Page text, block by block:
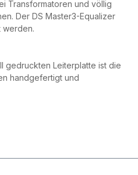
Transformatoren und völlig
Der DS Master3-Equalizer
werden.
gedruckten Leiterplatte ist die
handgefertigt und